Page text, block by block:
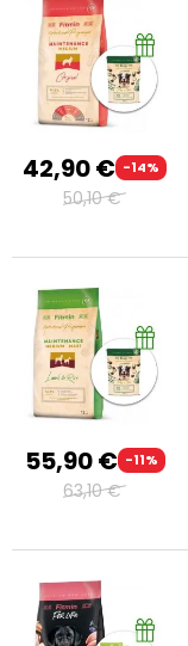
42,90 € -14%
50,10 €
55,90 € -11%
63,10 €